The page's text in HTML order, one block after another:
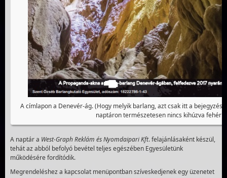
A címlapon a Denevér-ág. (Hogy melyik barlang, azt csak itt a
naptáron természetesen nincs kihúzva
A naptár a West-Graph Reklám és Nyomdaipari Kft. felajánlásaként készül,
tehát az abból befolyó bevétel teljes egészében Egyesületünk
működésére fordítódik.
Megrendeléshez a kapcsolat menüpontban szíveskedjenek egy üzenetet